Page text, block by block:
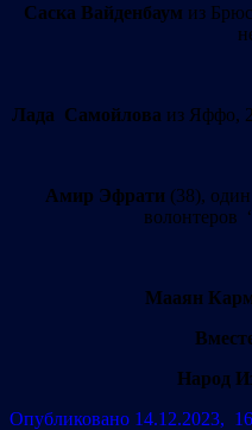
Саска Вайденбаум из
Лада Cамойлова из Яффо,
Амир Эфрати (38),
волонтеров
Мааян
Народ
Опубликовано 14.12.2023,